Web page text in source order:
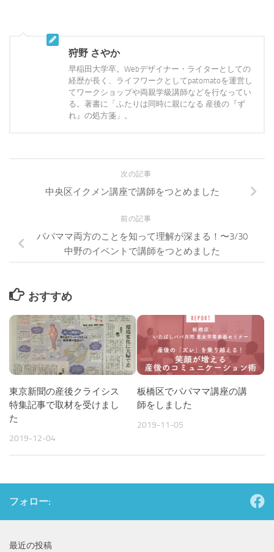
狩野 さやか
早稲田大学卒。Webデザイナー・ライターとしての
経歴が長く、ライフワークとしてpatomatoを運営し
てワークショップや両親学級講師などを行なってい
る。著書に「ふたりは同時に親になる 産後の『ず
れ』の処方箋」。
次の記事
中央区イクメン講座で講師をつとめました
前の記事
パパママ両方のことを知って理解が深まる！〜3/30
中野のイベントで講師をつとめました
おすすめ
東京新聞の産後クライシス
特集記事で取材を受けまし
た
2019-12-04
板橋区でパパママ講座の講
師をしました
2019-11-05
フォロー:
最近の投稿